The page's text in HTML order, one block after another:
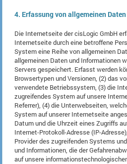
4. Erfassung von allgemeinen
Die Internetseite der cisLogic GmbH
Internetseite durch eine betroffene
System eine Reihe von allgemeinen
allgemeinen Daten und Informationen
Servers gespeichert. Erfasst werden
Browsertypen und Versionen, (2) das
verwendete Betriebssystem, (3) die
zugreifendes System auf unsere
Referrer), (4) die Unterwebseiten,
System auf unserer Internetseite
Datum und die Uhrzeit eines Zugriffs
Internet-Protokoll-Adresse (IP-
Provider des zugreifenden Systems
und Informationen, die der
auf unsere